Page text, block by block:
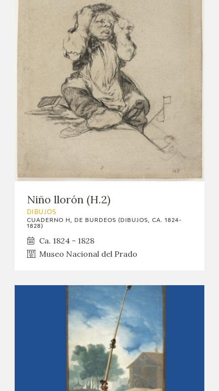
Niño llorón (H.2)
DIBUJOS
CUADERNO H, DE BURDEOS (DIBUJOS, CA. 1824-
1828)
Ca. 1824 - 1828
Museo Nacional del Prado